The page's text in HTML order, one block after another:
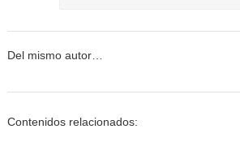
Del mismo autor…
Contenidos relacionados: